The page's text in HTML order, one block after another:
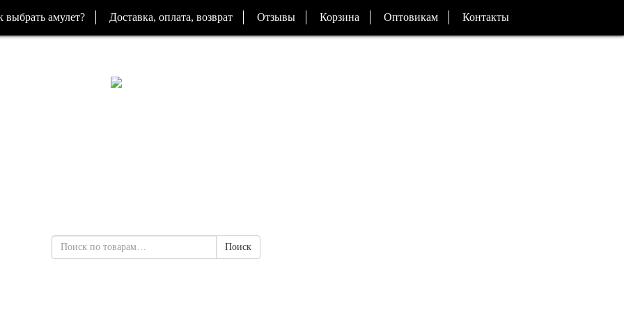
выбрать амулет? Доставка, оплата, возврат Отзывы Корзина Оптовикам Контакты
Поиск